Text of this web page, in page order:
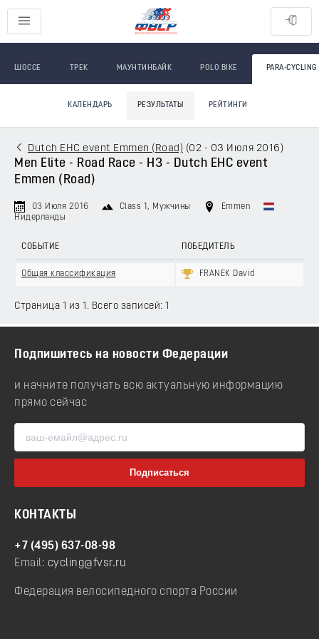
ШОССЕ ТРЕК МАУНТИНБАЙК POLO BIKE PARA-CYCLING
КАЛЕНДАРЬ РЕЗУЛЬТАТЫ РЕЙТИНГИ
Dutch EHC event Emmen (Road) (02 - 03 Июля 2016 )
Men Elite - Road Race - H3 - Dutch EHC event
Emmen (Road)
03 Июля 2016 Class 1 , Мужчины
Emmen
Нидерланды
СОБЫТИЕ ПОБЕДИТЕЛЬ
Общая классификация FRANEK David
Страница 1 из 1. Всего записей: 1
Подпишитесь на новости Федерации
и начните получать всю актуальную информацию
прямо сейчас
КОНТАКТЫ
+7 (495) 637-08-98
Email: cycling@fvsr.ru
Федерация велосипедного спорта России